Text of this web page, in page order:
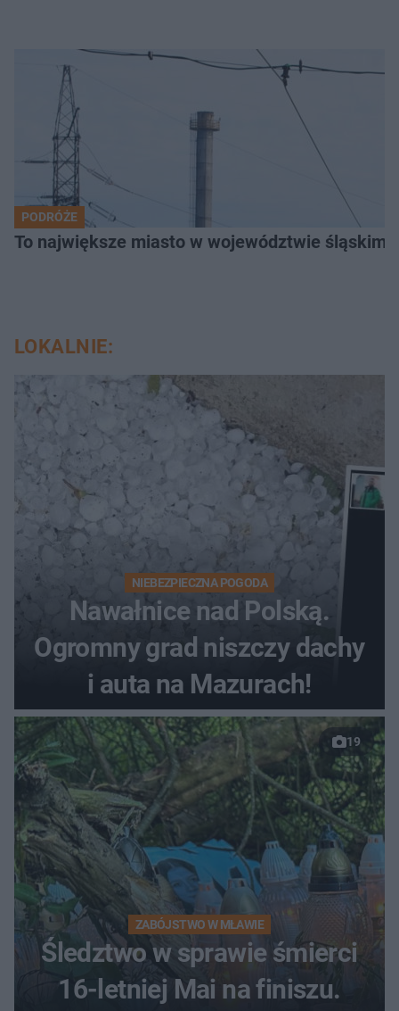
PODRÓŻE
To największe miasto w województwie
LOKALNIE:
NIEBEZPIECZNA POGODA
Nawałnice nad Polską.
Ogromny grad niszczy dachy
i auta na Mazurach!
19
ZABÓJSTWO W MŁAWIE
Śledztwo w sprawie śmierci
16-letniej Mai na finiszu.